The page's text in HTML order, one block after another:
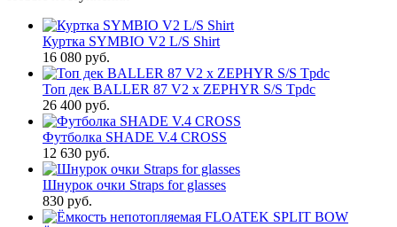
Куртка SYMBIO V2 L/S Shirt
16 080 руб.
Топ дек BALLER 87 V2 x ZEPHYR S/S Tpdc
26 400 руб.
Футболка SHADE V.4 CROSS
12 630 руб.
Шнурок очки Straps for glasses
830 руб.